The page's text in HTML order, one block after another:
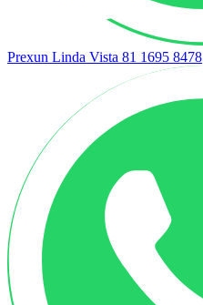
Prexun Linda Vista 81 1695 8478